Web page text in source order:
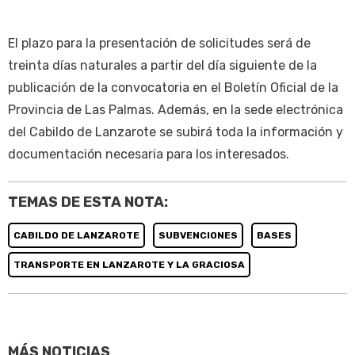
El plazo para la presentación de solicitudes será de
treinta días naturales a partir del día siguiente de la
publicación de la convocatoria en el Boletín Oficial de la
Provincia de Las Palmas. Además, en la sede electrónica
del Cabildo de Lanzarote se subirá toda la información y
documentación necesaria para los interesados.
TEMAS DE ESTA NOTA:
CABILDO DE LANZAROTE SUBVENCIONES BASES
TRANSPORTE EN LANZAROTE Y LA GRACIOSA